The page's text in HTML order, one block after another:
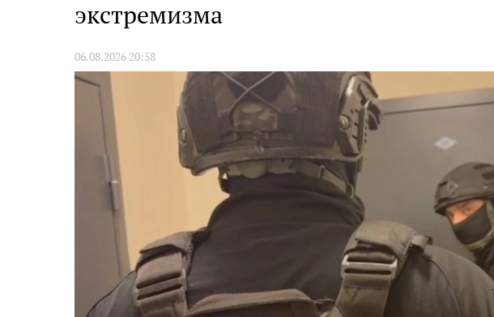
экстремизма
06.08.2026 20:58